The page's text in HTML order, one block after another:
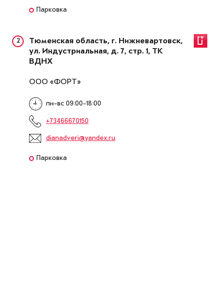
Парковка
2
Тюменская область, г. Нижневартовск,
ул. Индустриальная, д. 7, стр. 1, ТК
ВДНХ
ООО «ФОРТ»
пн-вс 09:00-18:00
+73466670150
dianadveri@yandex.ru
Парковка